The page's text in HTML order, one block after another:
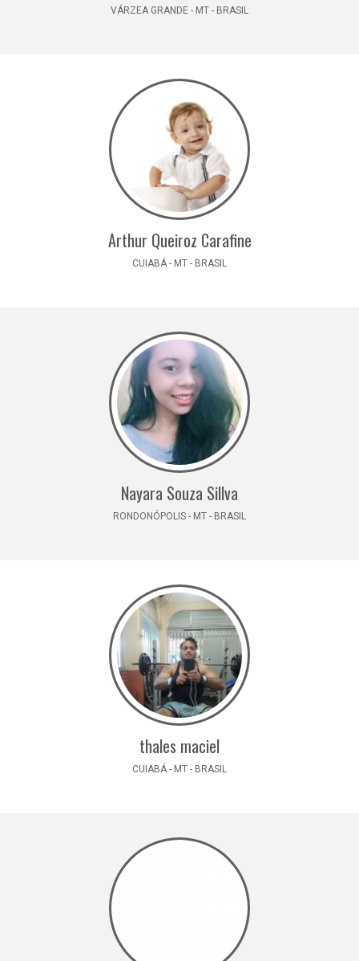
VÁRZEA GRANDE - MT - BRASIL
Arthur Queiroz Carafine
CUIABÁ - MT - BRASIL
Nayara Souza Sillva
RONDONÓPOLIS - MT - BRASIL
thales maciel
CUIABÁ - MT - BRASIL